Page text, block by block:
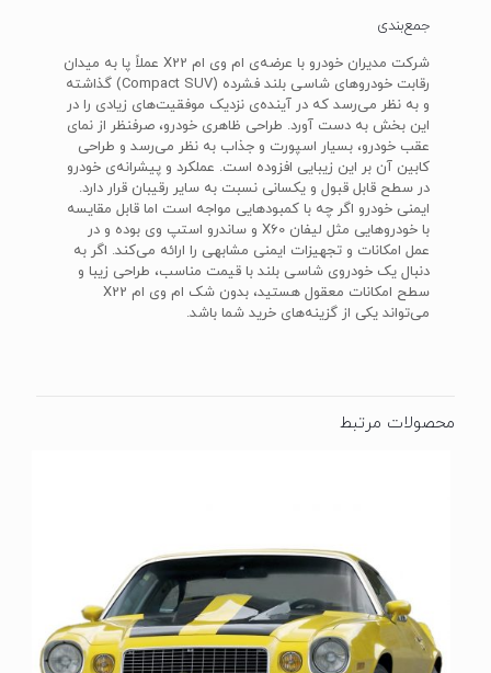
جمع‌بندی
شرکت مدیران خودرو با عرضه‌ی ام وی ام X22 عملاً پا به میدان
رقابت خودروهای شاسی بلند فشرده (Compact SUV) گذاشته
و به نظر می‌رسد که در آینده‌ی نزدیک موفقیت‌های زیادی را در
این بخش به دست آورد. طراحی ظاهری خودرو، صرفنظر از نمای
عقب خودرو، بسیار اسپورت و جذاب به نظر می‌رسد و طراحی
کابین آن بر این زیبایی افزوده است. عملکرد و پیشرانه‌ی خودرو
در سطح قابل قبول و یکسانی نسبت به سایر رقیبان قرار دارد.
ایمنی خودرو اگر چه با کمبودهایی مواجه است اما قابل مقایسه
با خودروهایی مثل لیفان X60 و ساندرو استپ وی بوده و در
عمل امکانات و تجهیزات ایمنی مشابهی را ارائه می‌کند. اگر به
دنبال یک خودروی شاسی بلند با قیمت مناسب، طراحی زیبا و
سطح امکانات معقول هستید، بدون شک ام وی ام X22
می‌تواند یکی از گزینه‌های خرید شما باشد.
محصولات مرتبط